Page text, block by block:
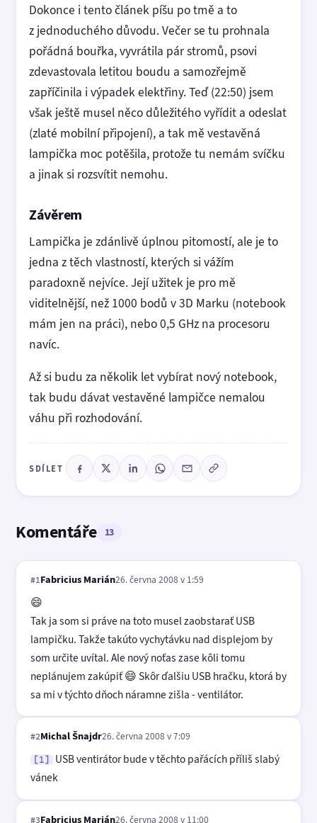
Dokonce i tento článek píšu po tmě a to
z jednoduchého důvodu. Večer se tu prohnala
pořádná bouřka, vyvrátila pár stromů, psovi
zdevastovala letitou boudu a samozřejmě
zapříčinila i výpadek elektřiny. Teď (22:50) jsem
však ještě musel něco důležitého vyřídit a odeslat
(zlaté mobilní připojení), a tak mě vestavěná
lampička moc potěšila, protože tu nemám svíčku
a jinak si rozsvítit nemohu.
Závěrem
Lampička je zdánlivě úplnou pitomostí, ale je to
jedna z těch vlastností, kterých si vážím
paradoxně nejvíce. Její užitek je pro mě
viditelnější, než 1000 bodů v 3D Marku (notebook
mám jen na práci), nebo 0,5 GHz na procesoru
navíc.
Až si budu za několik let vybírat nový notebook,
tak budu dávat vestavěné lampičce nemalou
váhu při rozhodování.
SDÍLET
Komentáře 13
#1Fabricius Marián26. června 2008 v 1:59
😄
Tak ja som si práve na toto musel zaobstarať USB
lampičku. Takže takúto vychytávku nad displejom by
som určite uvítal. Ale nový noťas zase kôli tomu
neplánujem zakúpiť 😄 Skôr ďalšiu USB hračku, ktorá by
sa mi v týchto dňoch náramne zišla - ventilátor.
#2Michal Šnajdr26. června 2008 v 7:09
[1]
USB ventirátor bude v těchto pařácích příliš slabý
vánek
#3Fabricius Marián26. června 2008 v 11:00